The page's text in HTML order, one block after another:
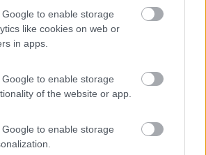
to enable storage
like cookies on web or
in apps.
to enable storage
of the website or app.
to enable storage
danno sempre colpa all'antifurto in
ulteriore motivo per non collegarlo
tenere le altre funzioni dell'antifurto come
al rientro vedrai cosa fare.